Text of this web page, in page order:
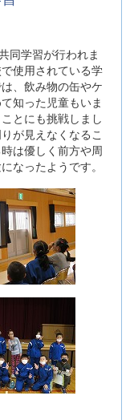
同学習が行われま
使用されている学
、飲み物の缶やケ
知った児童もいま
とにも挑戦しまし
が見えなくなるこ
は優しく前方や周
なったようです。